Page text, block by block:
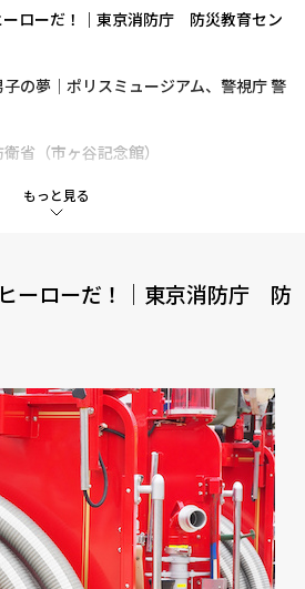
もっと見る
ーローだ！｜東京消防庁 防災教育セン
の夢｜ポリスミュージアム、警視庁 警
省（市ヶ谷記念館）
なたに｜国会議事堂
告？｜最高裁判所
うかも？｜外務省 外交史料館、国立公
だったのかな｜皇居東御苑
ーローだ！｜東京消防庁 防